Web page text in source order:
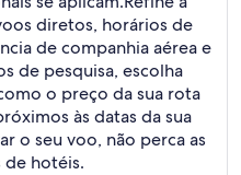
diretos, horários de
de companhia aérea e
de pesquisa, escolha
o preço da sua rota
às datas da sua
o seu voo, não perca as
de hotéis.